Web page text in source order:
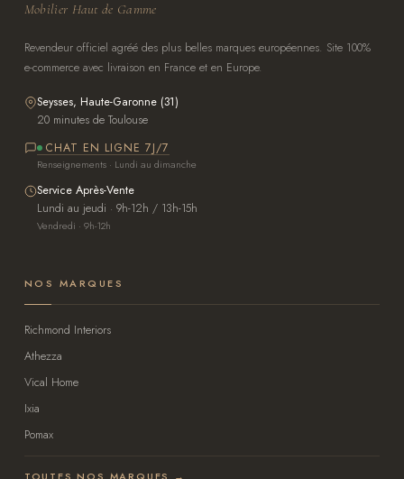
Mobilier Haut de Gamme
Revendeur officiel agréé des plus belles marques européennes. Site 100%
e-commerce avec livraison en France et en Europe.
Seysses, Haute-Garonne (31)
20 minutes de Toulouse
CHAT EN LIGNE 7J/7
Renseignements · Lundi au dimanche
Service Après-Vente
Lundi au jeudi · 9h-12h / 13h-15h
Vendredi · 9h-12h
NOS MARQUES
Richmond Interiors
Athezza
Vical Home
Ixia
Pomax